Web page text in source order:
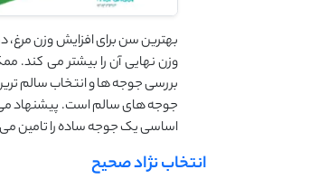
بهترین سن برای افزایش وزن
وزن نهایی آن را بیشتر می کند.
بررسی جوجه ها و انتخاب سالم
جوجه های سالم است. پیشنهاد می
اساسی یک جوجه ساده را تامین
انتخاب نژاد صحیح